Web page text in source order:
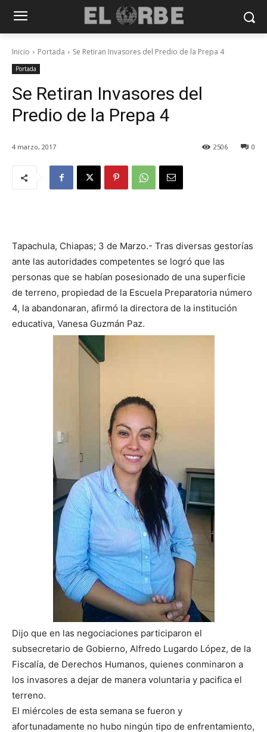
Inicio Portada Se Retiran Invasores del Predio de la Prepa 4
Portada
Se Retiran Invasores del
Predio de la Prepa 4
4 marzo, 2017 0
2506
Tapachula, Chiapas; 3 de Marzo.- Tras diversas gestorías
ante las autoridades competentes se logró que las
personas que se habían posesionado de una superficie
de terreno, propiedad de la Escuela Preparatoria número
4, la abandonaran, afirmó la directora de la institución
educativa, Vanesa Guzmán Paz.
Dijo que en las negociaciones participaron el
subsecretario de Gobierno, Alfredo Lugardo López, de la
Fiscalía, de Derechos Humanos, quienes conminaron a
los invasores a dejar de manera voluntaria y pacifica el
terreno.
El miércoles de esta semana se fueron y
afortunadamente no hubo ningún tipo de enfrentamiento,